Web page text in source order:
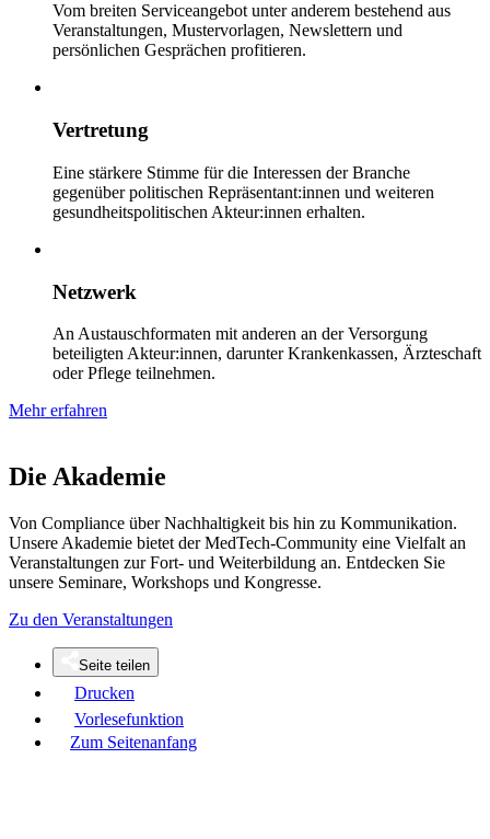
Vom breiten Serviceangebot unter anderem bestehend aus
Veranstaltungen, Mustervorlagen, Newslettern und
persönlichen Gesprächen profitieren.
Vertretung
Eine stärkere Stimme für die Interessen der Branche
gegenüber politischen Repräsentant:innen und weiteren
gesundheitspolitischen Akteur:innen erhalten.
Netzwerk
An Austauschformaten mit anderen an der Versorgung
beteiligten Akteur:innen, darunter Krankenkassen, Ärzteschaft
oder Pflege teilnehmen.
Mehr erfahren
Die Akademie
Von Compliance über Nachhaltigkeit bis hin zu Kommunikation.
Unsere Akademie bietet der MedTech-Community eine Vielfalt an
Veranstaltungen zur Fort- und Weiterbildung an. Entdecken Sie
unsere Seminare, Workshops und Kongresse.
Zu den Veranstaltungen
Seite teilen
Drucken
Vorlesefunktion
Zum Seitenanfang